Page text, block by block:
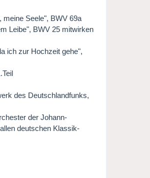
meine Seele", BWV 69a
Leibe", BWV 25 mitwirken
ich zur Hochzeit gehe",
des Deutschlandfunks,
der Johann-
deutschen Klassik-